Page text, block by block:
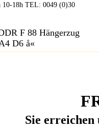
10-18h TEL: 0049 (0)30
F 88 Hängerzug
D6 å«
Sie erreichen